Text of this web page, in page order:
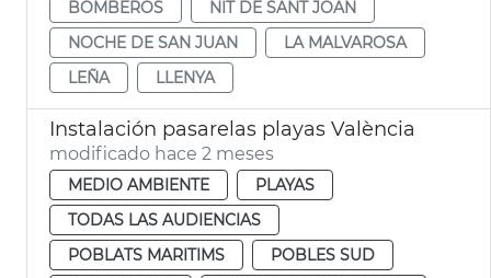
BOMBEROS
NIT DE SANT JOAN
NOCHE DE SAN JUAN
LA MALVAROSA
LEÑA
LLENYA
Instalación pasarelas playas València
modificado hace 2 meses
MEDIO AMBIENTE
PLAYAS
TODAS LAS AUDIENCIAS
POBLATS MARITIMS
POBLES SUD